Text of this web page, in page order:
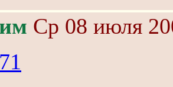
Ср 08 июля